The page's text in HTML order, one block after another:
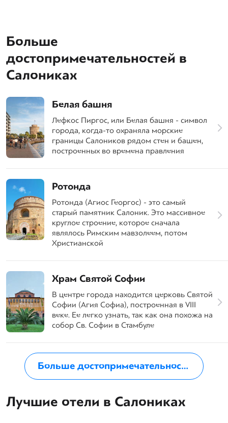
Больше
достопримечательностей в
Салониках
Белая башня
Лефкос Пиргос, или Белая башня - символ
города, когда-то охраняла морские
границы Салоников рядом стен и башен,
построенных во времена правления
Ротонда
Ротонда (Агиос Георгос) - это самый
старый памятник Салоник. Это массивное
круглое строение, которое сначала
являлось Римским мавзолеем, потом
Христианской
Храм Святой Софии
В центре города находится церковь Святой
Софии (Агия Софиа), построенная в VIII
веке. Ее легко узнать, так как она похожа на
собор Св. Софии в Стамбуле
Больше достопримечательностей в Салониках
Лучшие отели в Салониках